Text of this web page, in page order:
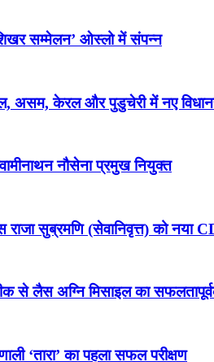
22-24 जुलाई 2026
19-21 जुलाई 2026
16-18 जुलाई 2026
शिखर सम्मेलन’ ओस्लो में संपन्न
असम, केरल और पुडुचेरी में नए
नौसेना प्रमुख नियुक्त
सुब्रमणि (सेवानिवृत्त) को नया
से लैस अग्नि मिसाइल का
‘तारा’ का पहला सफल परीक्षण